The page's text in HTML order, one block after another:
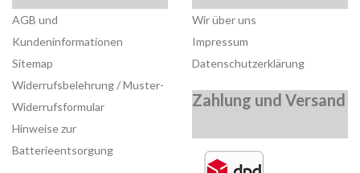
AGB und
Kundeninformationen
Sitemap
Widerrufsbelehrung / Muster-
Widerrufsformular
Hinweise zur
Batterieentsorgung
Wir über uns
Impressum
Datenschutzerklärung
Zahlung und Versand